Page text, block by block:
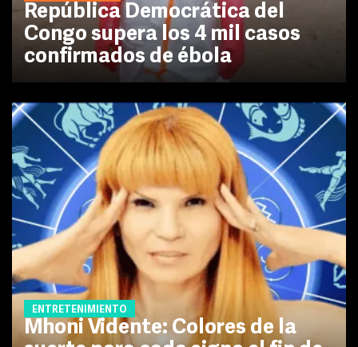
República Democrática del
Congo supera los 4 mil casos
confirmados de ébola
ENTRETENIMIENTO
Mhoni Vidente: Colores de la